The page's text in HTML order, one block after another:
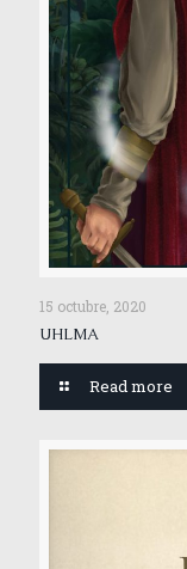
15 octubre, 2020
UHLMA
Read more